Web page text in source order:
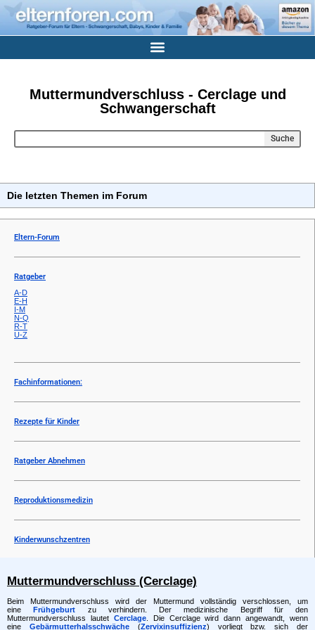
Muttermundverschluss - Cerclage und
Schwangerschaft
Suche
Die letzten Themen im Forum
Eltern-Forum
Ratgeber
A-D
E-H
I-M
N-Q
R-T
U-Z
Fachinformationen:
Rezepte für Kinder
Ratgeber Abnehmen
Reproduktionsmedizin
Kinderwunschzentren
Muttermundverschluss (Cerclage)
Beim Muttermundverschluss wird der Muttermund vollständig verschlossen, um
eine
Frühgeburt zu verhindern. Der medizinische Begriff für den
Muttermundverschluss lautet Cerclage. Die Cerclage wird dann angewandt, wenn
eine Gebärmutterhalsschwäche(Zervixinsuffizienz) vorliegt bzw. sich der